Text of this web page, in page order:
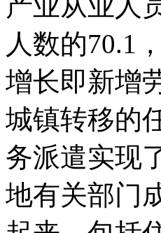
人数的70.1
增长即新增
城镇转移
务派遣实现
地有关部门